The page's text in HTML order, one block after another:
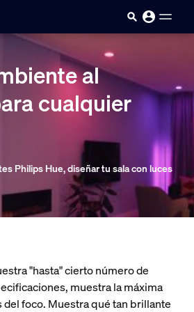
al
cualquier
Philips Hue, diseñar tu sala con luces
"hasta" cierto número de
muestra la máxima
foco. Muestra qué tan brillante